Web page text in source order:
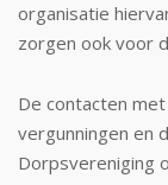
organisatie
zorgen ook voor
De contacten
vergunningen en
Dorpsvereniging